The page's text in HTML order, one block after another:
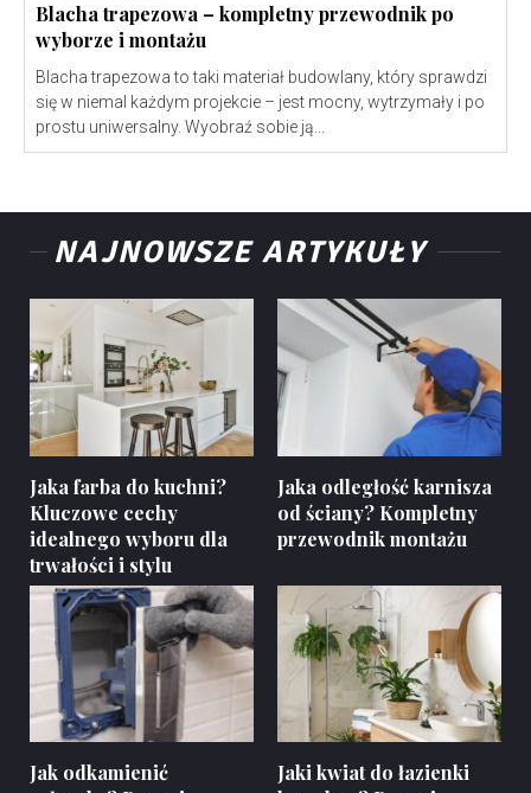
Blacha trapezowa – kompletny przewodnik po
wyborze i montażu
Blacha trapezowa to taki materiał budowlany, który sprawdzi
się w niemal każdym projekcie – jest mocny, wytrzymały i po
prostu uniwersalny. Wyobraź sobie ją...
NAJNOWSZE ARTYKUŁY
Jaka farba do kuchni?
Kluczowe cechy
idealnego wyboru dla
trwałości i stylu
Jaka odległość karnisza
od ściany? Kompletny
przewodnik montażu
Jak odkamienić
Jaki kwiat do łazienki